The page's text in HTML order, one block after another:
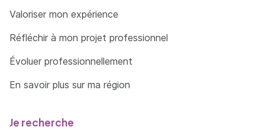
Valoriser mon expérience
Réfléchir à mon projet professionnel
Évoluer professionnellement
En savoir plus sur ma région
Je recherche